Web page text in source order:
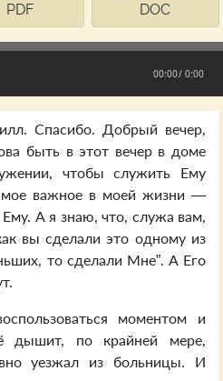
PDF
DOC
00:00/ 0:00
Спасибо. Добрый вечер,
быть в этот вечер в доме
чтобы служить Ему
важное в моей жизни —
А я знаю, что, служа вам,
вы сделали это одному из
то сделали Мне”. А Его
моментом и
дышит, по крайней мере,
уезжал из больницы. И